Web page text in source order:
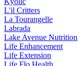
L'il Critters
La Tourangelle
Labrada
Lake Avenue Nutrition
Life Enhancement
Life Extension
Life Flo Health